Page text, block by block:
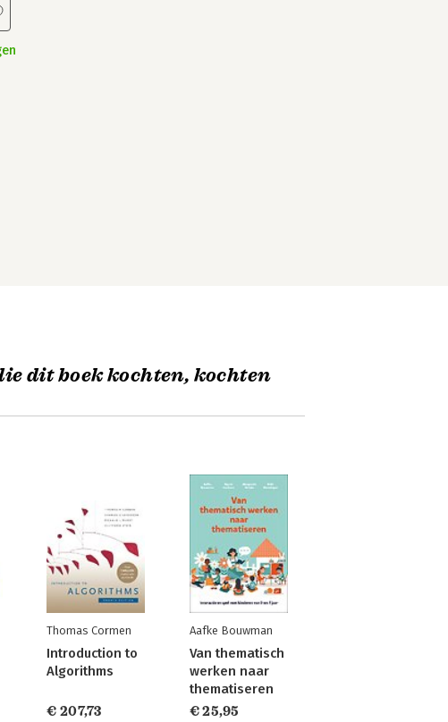
dit boek kochten, kochten
Thomas Cormen
Introduction to
Algorithms
€ 207,73
Aafke Bouwman
Van thematisch
werken naar
thematiseren
€ 25,95